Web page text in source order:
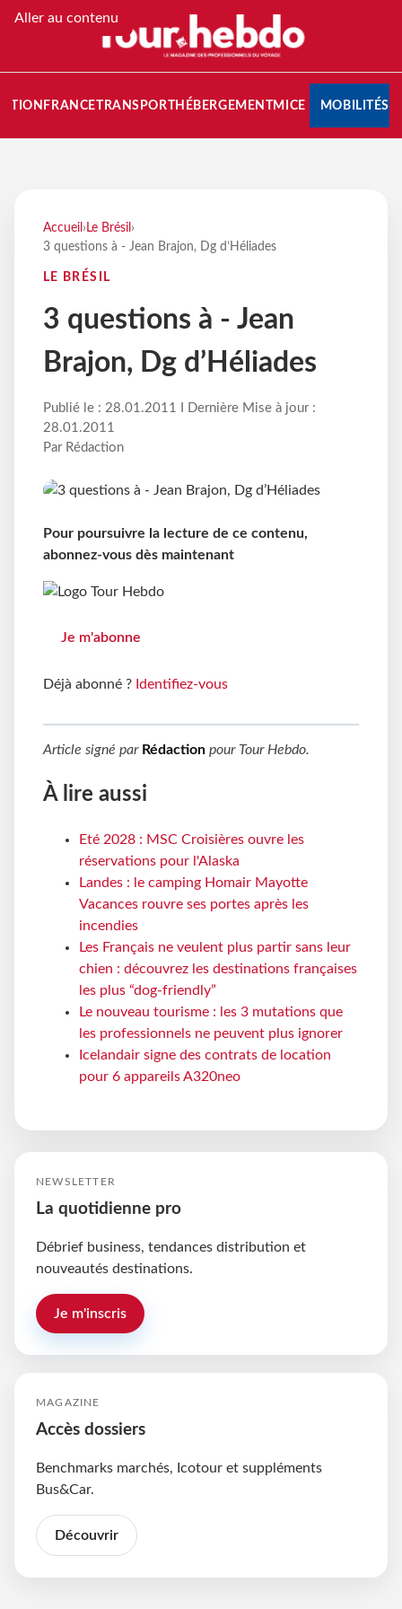
Aller au contenu
FRANCETRANSPORT HÉBERGEMENTMICE MOBILITÉS
Accueil › Le Brésil ›
3 questions à - Jean Brajon, Dg d’Héliades
LE BRÉSIL
3 questions à - Jean
Brajon, Dg d’Héliades
Publié le : 28.01.2011 I Dernière Mise à jour :
28.01.2011
Par Rédaction
Pour poursuivre la lecture de ce contenu,
abonnez-vous dès maintenant
Je m'abonne
Déjà abonné ? Identifiez-vous
Article signé par Rédaction pour Tour Hebdo.
À lire aussi
Eté 2028 : MSC Croisières ouvre les
réservations pour l'Alaska
Landes : le camping Homair Mayotte
Vacances rouvre ses portes après les
incendies
Les Français ne veulent plus partir sans leur
chien : découvrez les destinations françaises
les plus “dog-friendly”
Le nouveau tourisme : les 3 mutations que
les professionnels ne peuvent plus ignorer
Icelandair signe des contrats de location
pour 6 appareils A320neo
NEWSLETTER
La quotidienne pro
Débrief business, tendances distribution et
nouveautés destinations.
Je m'inscris
MAGAZINE
Accès dossiers
Benchmarks marchés, Icotour et suppléments
Bus&Car.
Découvrir